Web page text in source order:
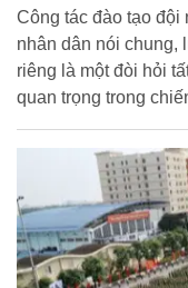
Công tác đào tạo
nhân dân nói
riêng là một đòi hỏi
quan trọng trong
phạm, kiện toàn bộ
cải cách tư pháp